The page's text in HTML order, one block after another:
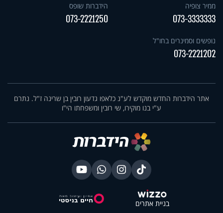
ממיר צופיה
073-3333333
הידברות שופס
073-2221250
נופשים וסמינרים בחו"ל
073-2221202
אתר הידברות החדש מוקדש לע"נ כלאפו גדעון רובין בן שרינה ז"ל. נתרם
ע"י בנו מוקירו, שי רובין ומשפחתו הי"ו
בניית אתרים